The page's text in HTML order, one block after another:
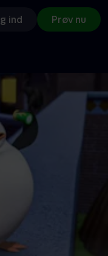
ind Prøv nu